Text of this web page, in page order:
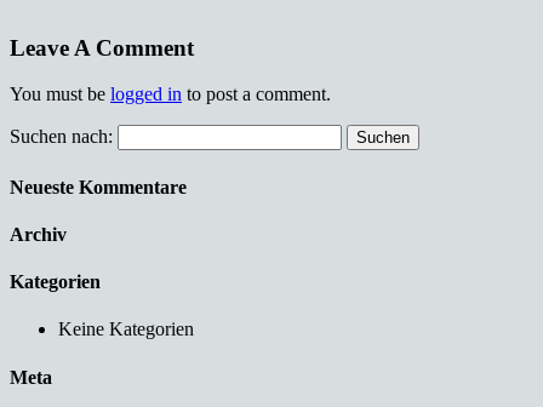
Leave A Comment
You must be logged in to post a comment.
Suchen nach:
Neueste Kommentare
Archiv
Kategorien
Keine Kategorien
Meta